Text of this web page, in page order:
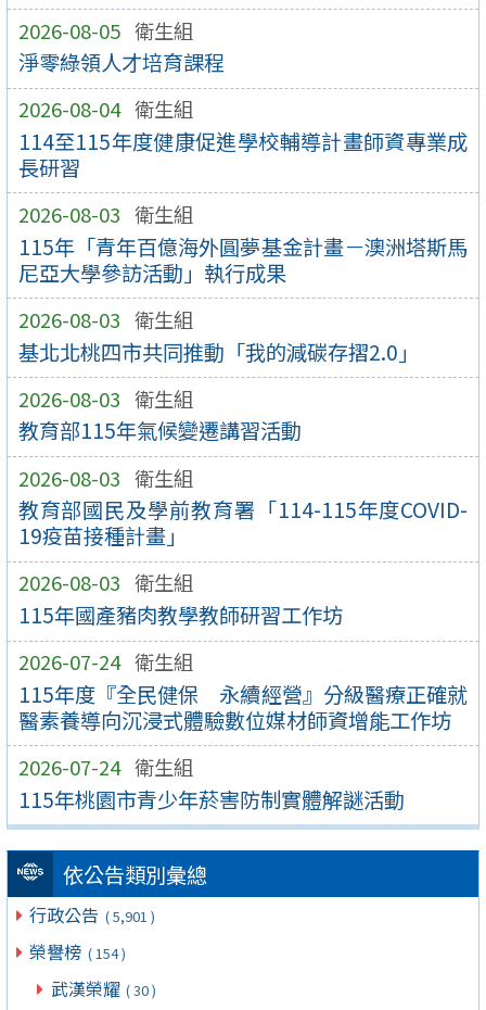
2026-08-05 衛生組
淨零綠領人才培育課程
2026-08-04 衛生組
114至115年度健康促進學校輔導計畫師資專業成
長研習
2026-08-03 衛生組
115年「青年百億海外圓夢基金計畫－澳洲塔斯馬
尼亞大學參訪活動」執行成果
2026-08-03 衛生組
基北北桃四市共同推動「我的減碳存摺2.0」
2026-08-03 衛生組
教育部115年氣候變遷講習活動
2026-08-03 衛生組
教育部國民及學前教育署「114-115年度COVID-
19疫苗接種計畫」
2026-08-03 衛生組
115年國產豬肉教學教師研習工作坊
2026-07-24 衛生組
115年度『全民健保 永續經營』分級醫療正確就
醫素養導向沉浸式體驗數位媒材師資增能工作坊
2026-07-24 衛生組
115年桃園市青少年菸害防制實體解謎活動
依公告類別彙總
行政公告 ( 5,901 )
榮譽榜 ( 154 )
武漢榮耀 ( 30 )